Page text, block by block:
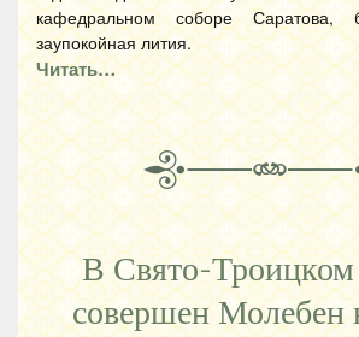
кафедральном соборе Саратова,
заупокойная лития.
Читать…
В Свято-Троицком
совершен